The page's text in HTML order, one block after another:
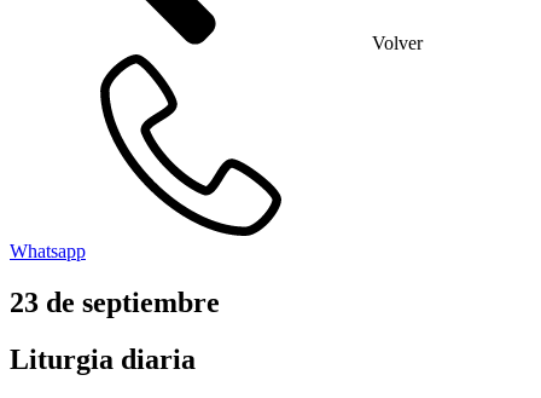
Volver
Whatsapp
23 de septiembre
Liturgia diaria